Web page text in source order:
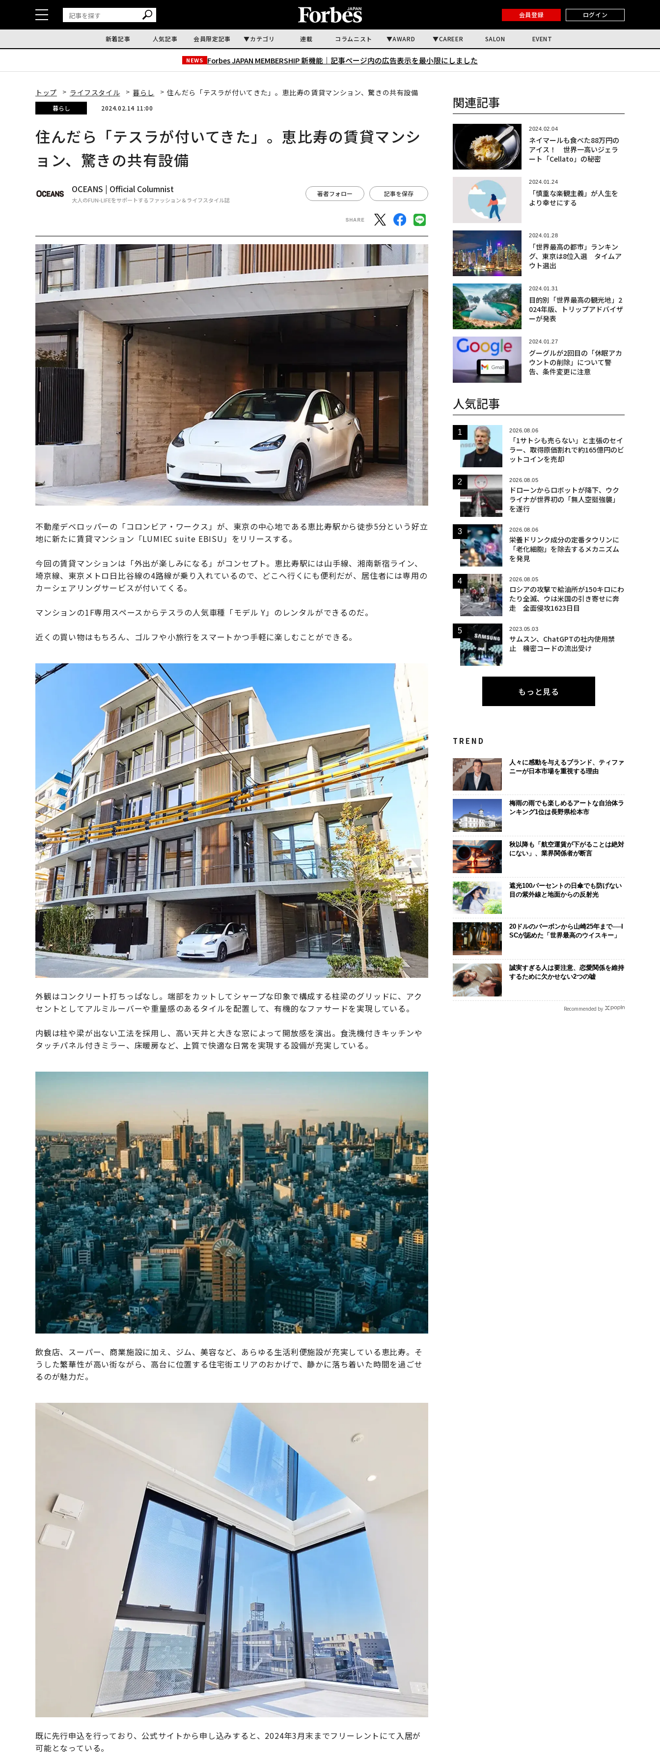
会員登録 ログイン
新着記事 人気記事 会員限定記事 カテゴリ 連載 コラムニスト AWARD CAREER SALON EVENT
NEWS Forbes JAPAN MEMBERSHIP 新機能｜ 記事ページ内の広告表示を最小限にしました
トップ ライフスタイル 暮らし 住んだら「テスラが付いてきた」。恵比寿の賃貸マンション、驚きの共有設備
暮らし 2024.02.14 11:00
住んだら「テスラが付いてきた」。恵比寿の賃貸マンシ
ョン、驚きの共有設備
OCEANS | Official Columnist
大人のFUN-LIFEをサポートするファッション＆ライフスタイル誌
著者フォロー 記事を保存
不動産デベロッパーの「コロンビア・ワークス」が、東京の中心地である恵比寿駅から徒歩5分という好立
地に新たに賃貸マンション「LUMIEC suite EBISU」をリリースする。
今回の賃貸マンションは「外出が楽しみになる」がコンセプト。恵比寿駅には山手線、湘南新宿ライン、
埼京線、東京メトロ日比谷線の4路線が乗り入れているので、どこへ行くにも便利だが、居住者には専用の
カーシェアリングサービスが付いてくる。
マンションの1F専用スペースからテスラの人気車種「モデル Y」のレンタルができるのだ。
近くの買い物はもちろん、ゴルフや小旅行をスマートかつ手軽に楽しむことができる。
外観はコンクリート打ちっぱなし。端部をカットしてシャープな印象で構成する柱梁のグリッドに、アク
セントとしてアルミルーバーや重量感のあるタイルを配置して、有機的なファサードを実現している。
内観は柱や梁が出ない工法を採用し、高い天井と大きな窓によって開放感を演出。食洗機付きキッチンや
タッチパネル付きミラー、床暖房など、上質で快適な日常を実現する設備が充実している。
飲食店、スーパー、商業施設に加え、ジム、美容など、あらゆる生活利便施設が充実している恵比寿。そ
うした繁華性が高い街ながら、高台に位置する住宅街エリアのおかげで、静かに落ち着いた時間を過ごせ
るのが魅力だ。
既に先行申込を行っており、公式サイトから申し込みすると、2024年3月末までフリーレントにて入居が
可能となっている。
関連記事
2024.02.04
ネイマールも食べた88万円の
アイス！ 世界一高いジェラ
ート「Cellato」の秘密
2024.01.24
「慎重な楽観主義」が人生を
より幸せにする
2024.01.28
「世界最高の都市」ランキン
グ、東京は8位入選 タイムア
ウト選出
2024.01.31
目的別「世界最高の観光地」2
024年版、トリップアドバイザ
ーが発表
2024.01.27
グーグルが2回目の「休眠アカ
ウントの削除」について警
告、条件変更に注意
人気記事
2026.08.06
「1サトシも売らない」と主張のセイ
ラー、取得原価割れで約165億円のビ
ットコインを売却
2026.08.05
ドローンからロボットが降下、ウク
ライナが世界初の「無人空挺強襲」
を遂行
2026.08.06
栄養ドリンク成分の定番タウリンに
「老化細胞」を除去するメカニズム
を発見
2026.08.05
ロシアの攻撃で給油所が150キロにわ
たり全滅、ウは米国の引き寄せに奔
走 全面侵攻1623日目
2023.05.03
サムスン、ChatGPTの社内使用禁
止 機密コードの流出受け
もっと見る
TREND
人々に感動を与えるブランド、ティファ
ニーが日本市場を重視する理由
梅雨の雨でも楽しめるアートな自治体ラ
ンキング1位は長野県松本市
秋以降も「航空運賃が下がることは絶対
にない」、業界関係者が断言
遮光100パーセントの日傘でも防げない
目の紫外線と地面からの反射光
20ドルのバーボンから山崎25年まで──I
SCが認めた「世界最高のウイスキー」
誠実すぎる人は要注意、恋愛関係を維持
するために欠かせない2つの嘘
Recommended by